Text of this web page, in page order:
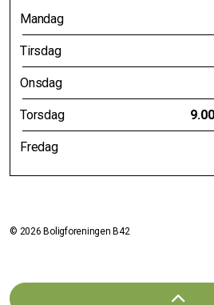
Mandag
Tirsdag
Onsdag
Torsdag
Fredag
© 2026 Boligforeningen B42